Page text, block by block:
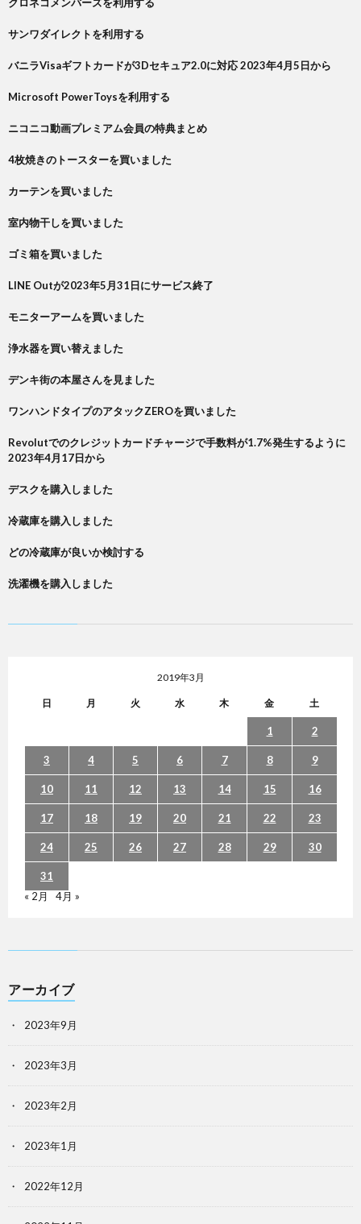
サンワダイレクトを利用する
バニラVisaギフトカードが3Dセキュア2.0に対応 2023年4月5日から
Microsoft PowerToysを利用する
ニコニコ動画プレミアム会員の特典まとめ
4枚焼きのトースターを買いました
カーテンを買いました
室内物干しを買いました
ゴミ箱を買いました
LINE Outが2023年5月31日にサービス終了
モニターアームを買いました
浄水器を買い替えました
デンキ街の本屋さんを見ました
ワンハンドタイプのアタックZEROを買いました
Revolutでのクレジットカードチャージで手数料が1.7%発生するように
2023年4月17日から
デスクを購入しました
冷蔵庫を購入しました
どの冷蔵庫が良いか検討する
洗濯機を購入しました
2019年3月
日 月 火 水 木 金 土
1 2
3 4 5 6 7 8 9
10 11 12 13 14 15 16
17 18 19 20 21 22 23
24 25 26 27 28 29 30
31
« 2月
4月 »
アーカイブ
2023年9月
2023年3月
2023年2月
2023年1月
2022年12月